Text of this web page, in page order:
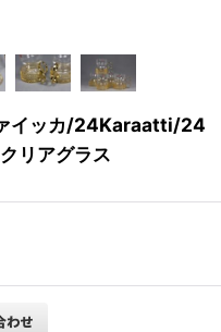
イッカ/24Karaatti/24
リアグラス